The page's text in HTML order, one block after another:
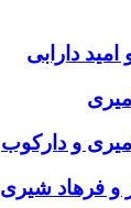
دارابی
و دارکوب
و فرهاد شيرى